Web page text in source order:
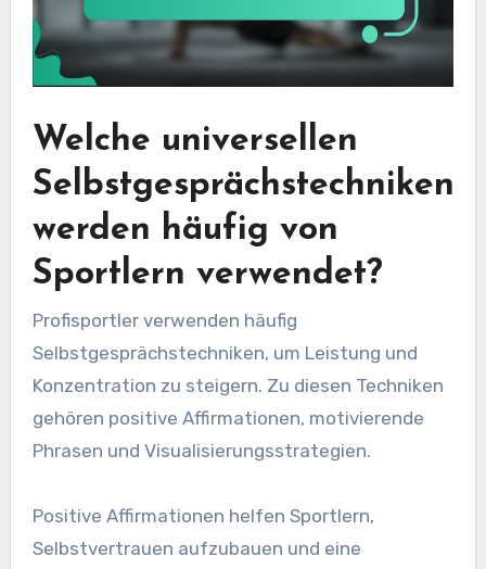
Welche universellen
Selbstgesprächstechniken
werden häufig von
Sportlern verwendet?
Profisportler verwenden häufig
Selbstgesprächstechniken, um Leistung und
Konzentration zu steigern. Zu diesen Techniken
gehören positive Affirmationen, motivierende
Phrasen und Visualisierungsstrategien.
Positive Affirmationen helfen Sportlern,
Selbstvertrauen aufzubauen und eine